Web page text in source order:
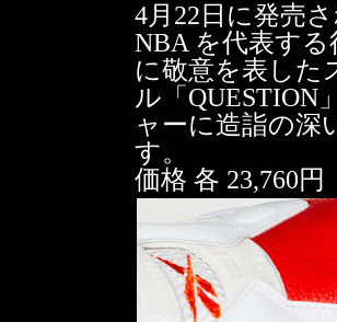
4月22日に発売
NBA を代表す
に敬意を表した
ル「
ャーに造詣の深
す。
価格 各 23,760円